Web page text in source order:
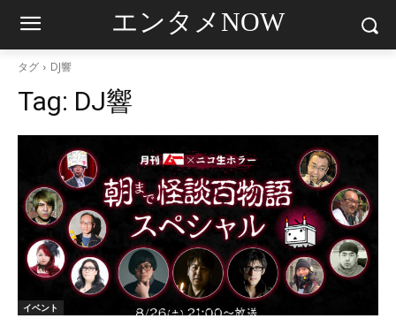
エンタメNOW
タグ DJ響
Tag: DJ響
イベント